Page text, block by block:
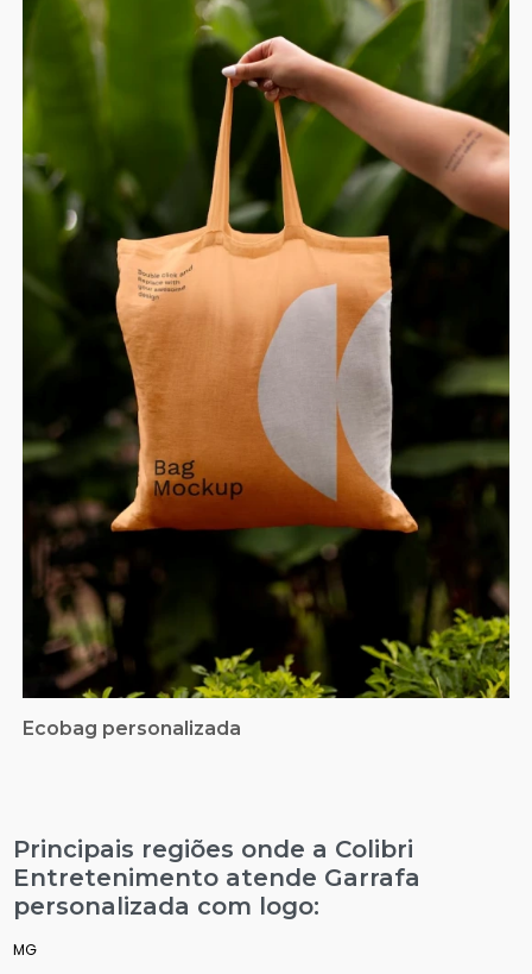
Ecobag personalizada
Principais regiões onde a Colibri
Entretenimento atende Garrafa
personalizada com logo:
MG